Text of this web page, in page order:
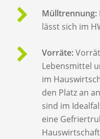
Mülltrennung:
lässt sich im
Vorräte:
Lebensmittel
im
den Platz an
sind im
eine